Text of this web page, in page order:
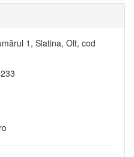
1, Slatina, Olt, cod